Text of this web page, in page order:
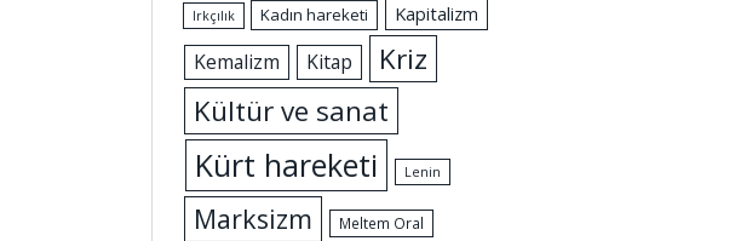
Irkçılık Kadın hareketi Kapitalizm
Kemalizm Kitap
Kriz
Kültür ve sanat
Kürt hareketi Lenin
Marksizm Meltem Oral